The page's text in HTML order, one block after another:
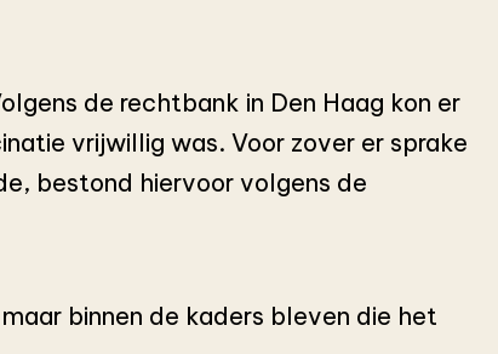
de rechtbank in Den Haag kon er
vrijwillig was. Voor zover er sprake
bestond hiervoor volgens de
binnen de kaders bleven die het